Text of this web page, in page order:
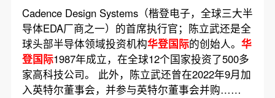
Cadence Design Systems（楷登电子，全球三大半
导体EDA厂商之一）的首席执行官；陈立武还是全
球头部半导体领域投资机构华登国际的创始人。 华
登国际1987年成立，在全球12个国家投资了500多
家高科技公司。 此外，陈立武还曾在2022年9月加
入英特尔董事会，并参与英特尔董事会并购……